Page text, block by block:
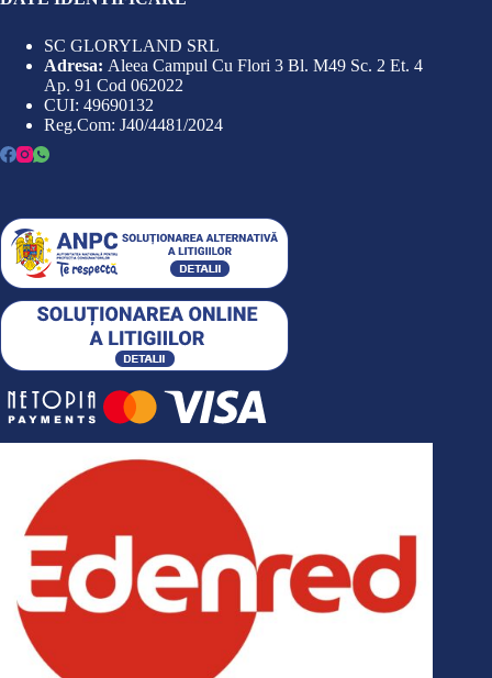
SC GLORYLAND SRL
Adresa: Aleea Campul Cu Flori 3 Bl. M49 Sc. 2 Et. 4
Ap. 91 Cod 062022
CUI: 49690132
Reg.Com: J40/4481/2024